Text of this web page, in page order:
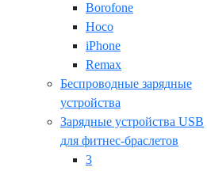
Borofone
Hoco
iPhone
Remax
Беспроводные зарядные
устройства
Зарядные устройства USB
для фитнес-браслетов
3